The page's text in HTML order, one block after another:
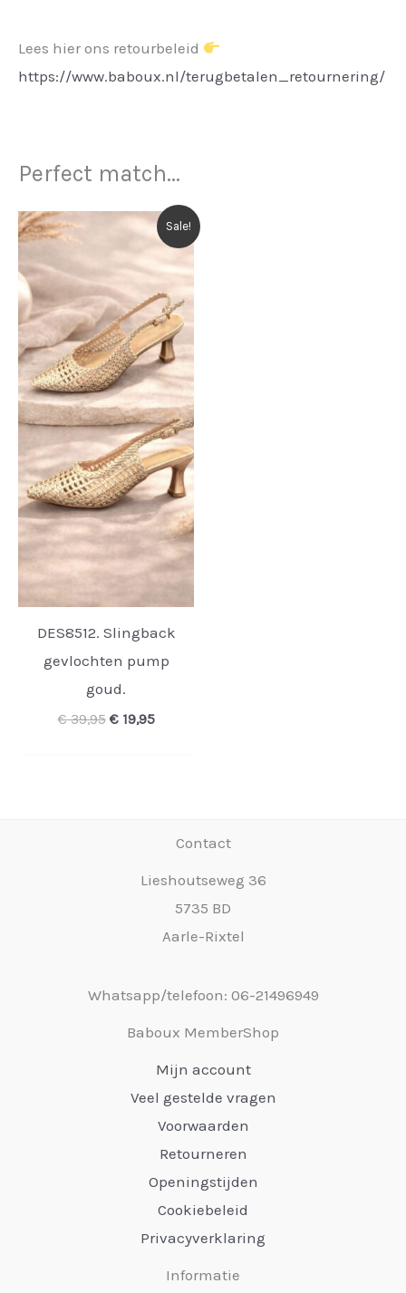
Lees hier ons retourbeleid
https://www.baboux.nl/terugbetalen_retournering/
Perfect match...
Sale!
DES8512. Slingback
gevlochten pump
goud.
€39,95 Oorspronkelijke
€19,95Huidige
Contact
Lieshoutseweg 36
5735 BD
Aarle-Rixtel
Whatsapp/telefoon: 06-21496949
Baboux MemberShop
Mijn account
Veel gestelde vragen
Voorwaarden
Retourneren
Openingstijden
Cookiebeleid
Privacyverklaring
Informatie